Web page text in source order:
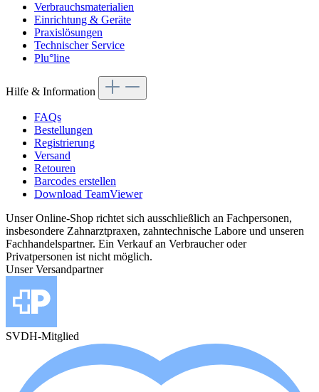
Verbrauchsmaterialien
Einrichtung & Geräte
Praxislösungen
Technischer Service
Plu°line
Hilfe & Information
FAQs
Bestellungen
Registrierung
Versand
Retouren
Barcodes erstellen
Download TeamViewer
Unser Online-Shop richtet sich ausschließlich an Fachpersonen,
insbesondere Zahnarztpraxen, zahntechnische Labore und unseren
Fachhandelspartner. Ein Verkauf an Verbraucher oder
Privatpersonen ist nicht möglich.
Unser Versandpartner
SVDH-Mitglied